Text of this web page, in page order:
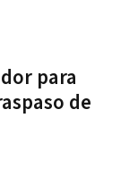
para
de